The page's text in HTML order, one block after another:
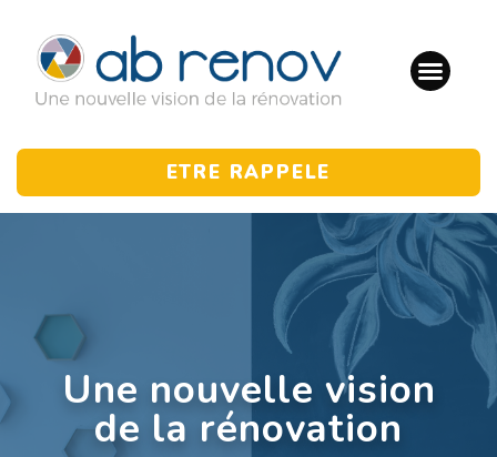
ETRE RAPPELE
Une nouvelle vision
de la rénovation